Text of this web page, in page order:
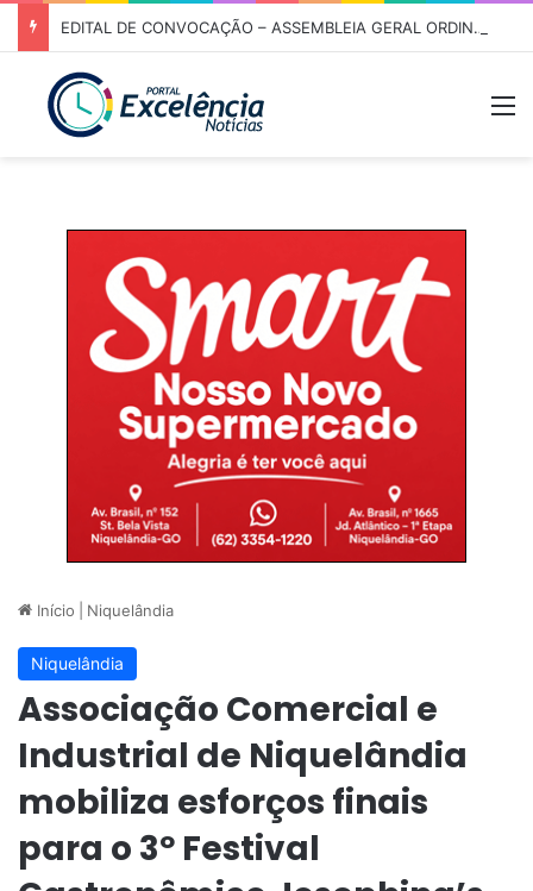
EDITAL DE CONVOCAÇÃO – ASSEMBLEIA GERAL ORDINÁRIA 01/2026 – ASSOCIAÇÃO DOS CORREDORES DE NIQUELÂNDIA (ACN)
Início Niquelândia
Niquelândia
Associação Comercial e
Industrial de Niquelândia
mobiliza esforços finais
para o 3º Festival